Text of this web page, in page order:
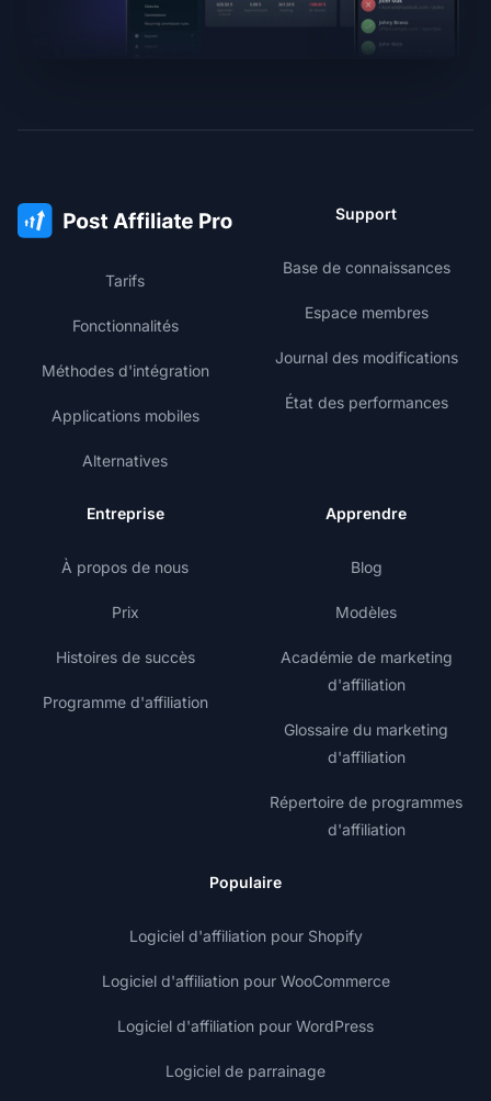
Tarifs
Fonctionnalités
Méthodes d'intégration
Applications mobiles
Alternatives
Support
Base de connaissances
Espace membres
Journal des modifications
État des performances
Entreprise
À propos de nous
Prix
Histoires de succès
Programme d'affiliation
Apprendre
Blog
Modèles
Académie de marketing
d'affiliation
Glossaire du marketing
d'affiliation
Répertoire de programmes
d'affiliation
Populaire
Logiciel d'affiliation pour Shopify
Logiciel d'affiliation pour WooCommerce
Logiciel d'affiliation pour WordPress
Logiciel de parrainage